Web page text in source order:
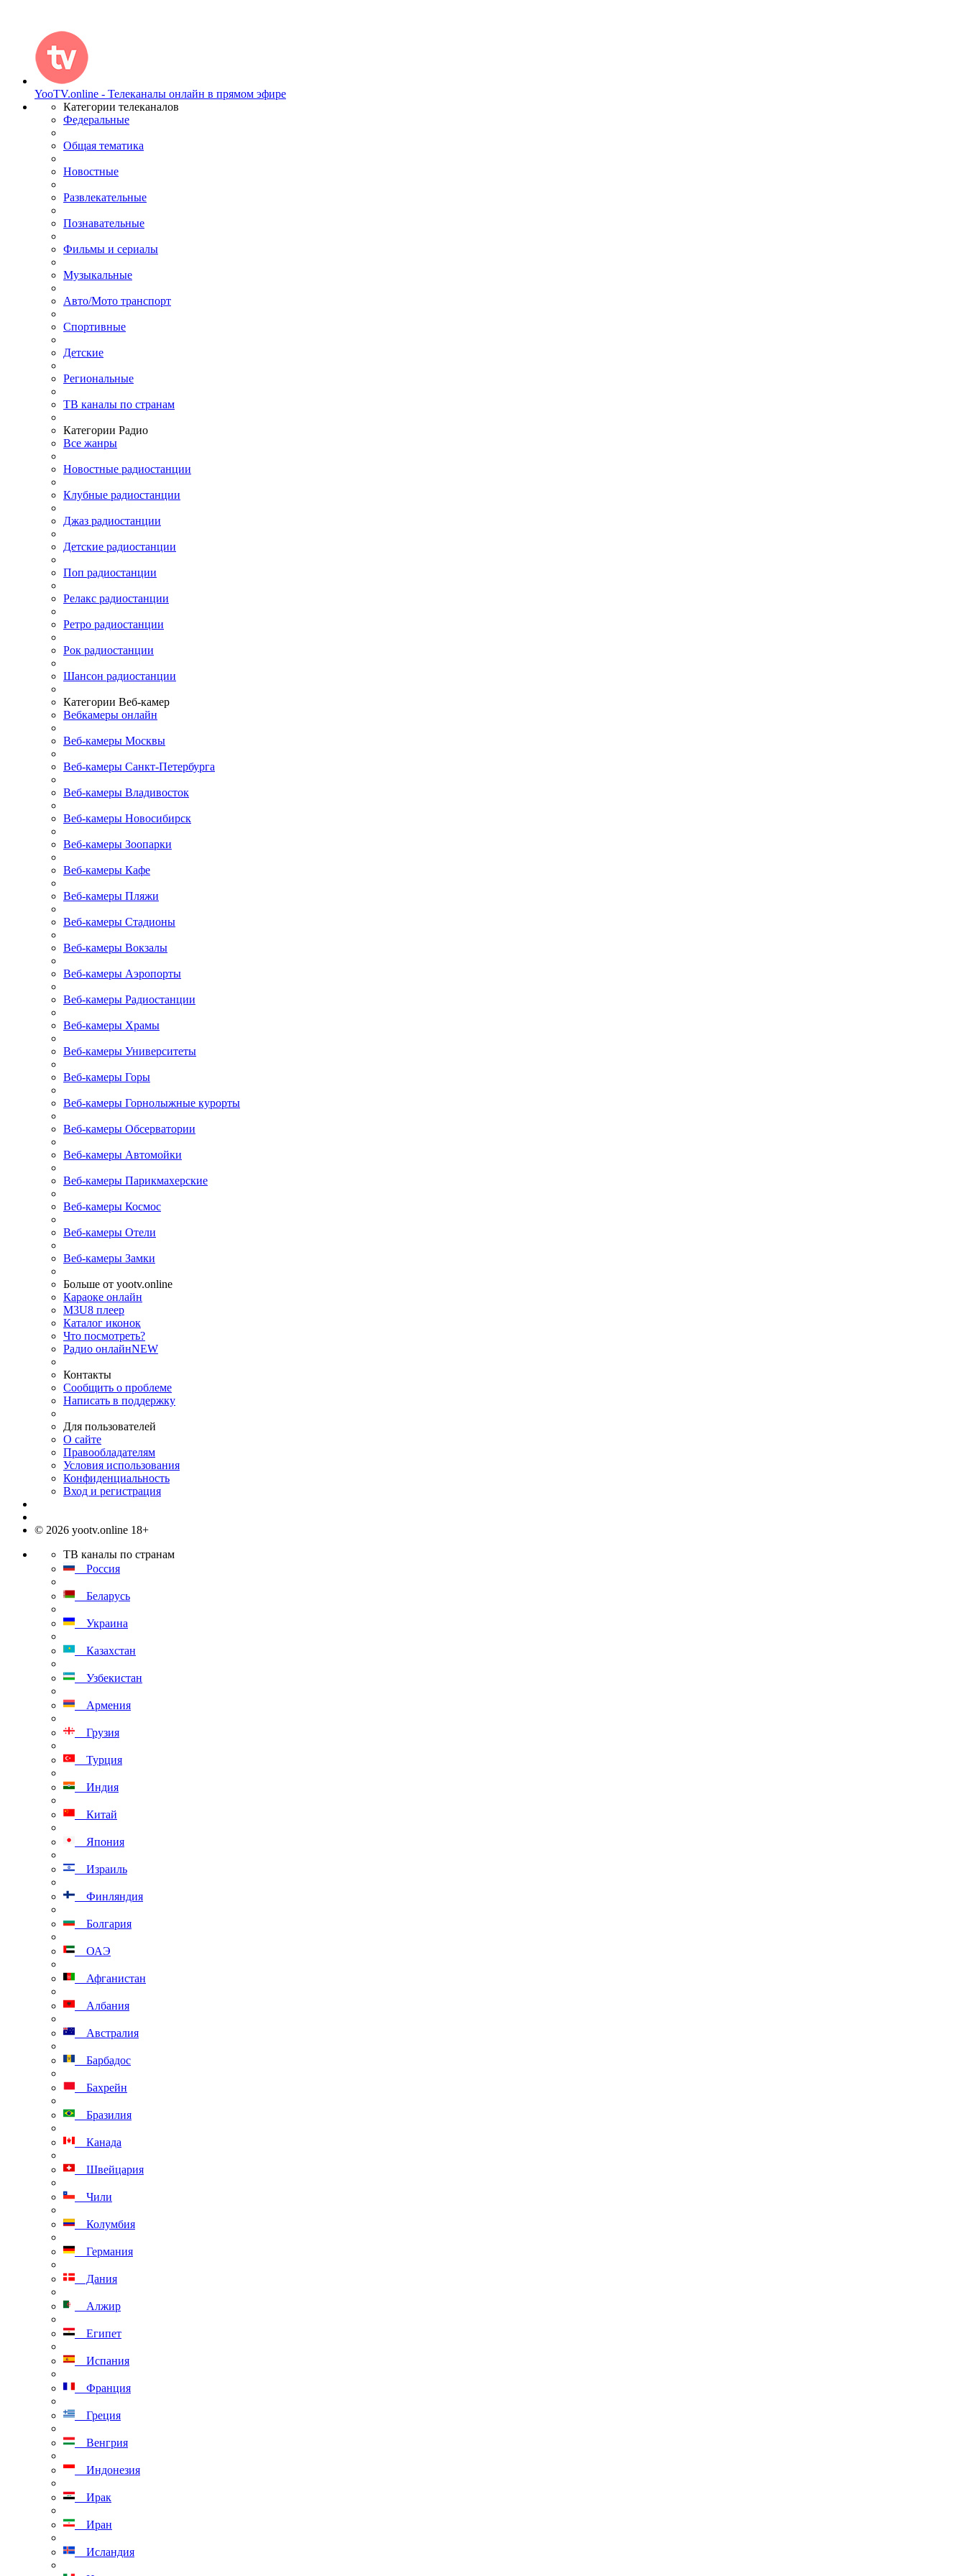
YooTV.online - Телеканалы онлайн в прямом эфире
Категории телеканалов
Федеральные
Общая тематика
Новостные
Развлекательные
Познавательные
Фильмы и сериалы
Музыкальные
Авто/Мото транспорт
Спортивные
Детские
Региональные
ТВ каналы по странам
Категории Радио
Все жанры
Новостные радиостанции
Клубные радиостанции
Джаз радиостанции
Детские радиостанции
Поп радиостанции
Релакс радиостанции
Ретро радиостанции
Рок радиостанции
Шансон радиостанции
Категории Веб-камер
Вебкамеры онлайн
Веб-камеры Москвы
Веб-камеры Санкт-Петербурга
Веб-камеры Владивосток
Веб-камеры Новосибирск
Веб-камеры Зоопарки
Веб-камеры Кафе
Веб-камеры Пляжи
Веб-камеры Стадионы
Веб-камеры Вокзалы
Веб-камеры Аэропорты
Веб-камеры Радиостанции
Веб-камеры Храмы
Веб-камеры Университеты
Веб-камеры Горы
Веб-камеры Горнолыжные курорты
Веб-камеры Обсерватории
Веб-камеры Автомойки
Веб-камеры Парикмахерские
Веб-камеры Космос
Веб-камеры Отели
Веб-камеры Замки
Больше от yootv.online
Караоке онлайн
M3U8 плеер
Каталог иконок
Что посмотреть?
Радио онлайнNEW
Контакты
Сообщить о проблеме
Написать в поддержку
Для пользователей
О сайте
Правообладателям
Условия использования
Конфиденциальность
Вход и регистрация
© 2026 yootv.online 18+
ТВ каналы по странам
Россия
Беларусь
Украина
Казахстан
Узбекистан
Армения
Грузия
Турция
Индия
Китай
Япония
Израиль
Финляндия
Болгария
ОАЭ
Афганистан
Албания
Австралия
Барбадос
Бахрейн
Бразилия
Канада
Швейцария
Чили
Колумбия
Германия
Дания
Алжир
Египет
Испания
Франция
Греция
Венгрия
Индонезия
Ирак
Иран
Исландия